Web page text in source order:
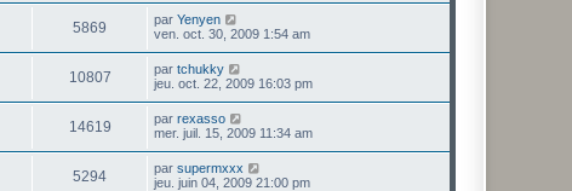
5869 par Yenyen
ven. oct. 30, 2009 1:54 am
10807 par tchukky
jeu. oct. 22, 2009 16:03 pm
14619 par rexasso
mer. juil. 15, 2009 11:34 am
5294 par supermxxx
jeu. juin 04, 2009 21:00 pm